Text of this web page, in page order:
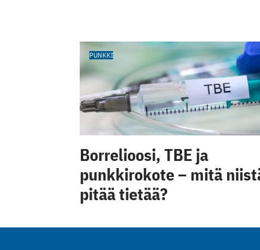
PUNKKI
Borrelioosi, TBE ja
punkkirokote – mitä
pitää tietää?